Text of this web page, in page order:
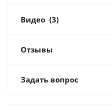
Видео (3)
Отзывы
Задать вопрос